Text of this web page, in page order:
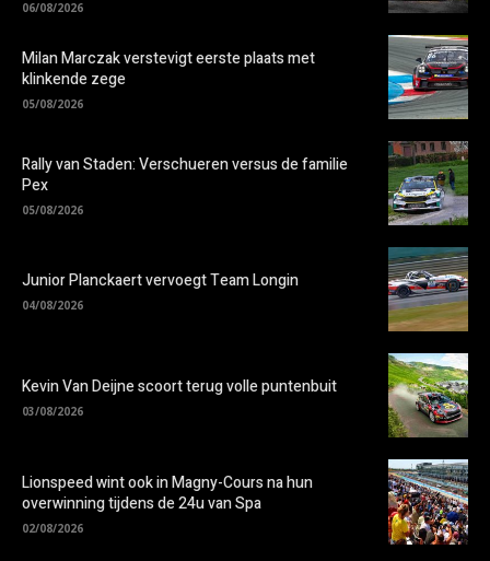
06/08/2026
Milan Marczak verstevigt eerste plaats met
klinkende zege
05/08/2026
Rally van Staden: Verschueren versus de familie
Pex
05/08/2026
Junior Planckaert vervoegt Team Longin
04/08/2026
Kevin Van Deijne scoort terug volle puntenbuit
03/08/2026
Lionspeed wint ook in Magny-Cours na hun
overwinning tijdens de 24u van Spa
02/08/2026